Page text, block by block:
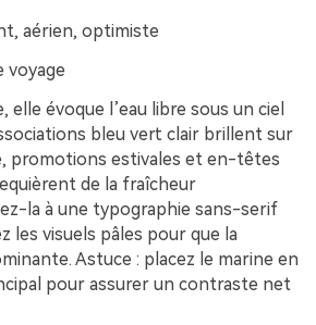
aérien, optimiste
voyage
elle évoque l’eau libre sous un ciel
bleu vert clair brillent sur
promotions estivales et en-têtes
de la fraîcheur
la à une typographie sans-serif
les visuels pâles pour que la
Astuce : placez le marine en
pour assurer un contraste net